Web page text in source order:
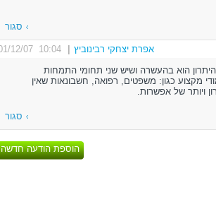
סגור
אפרת יצחקי רבינוביץ
10:04 01/12/07
היתרון הוא בהעשרה ושיש שני תחומי התמחות
מקצוע כגון: משפטים, רפואה, חשבונאות שאין
ויותר של אפשרות.
סגור
הוספת הודעה חדשה